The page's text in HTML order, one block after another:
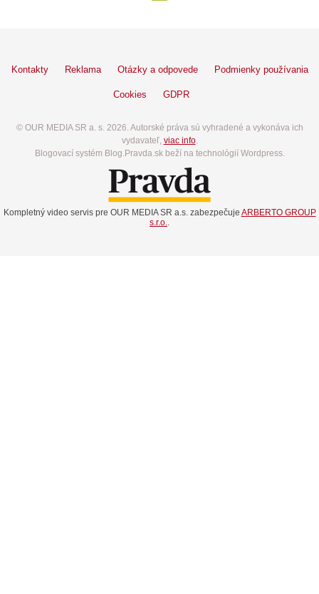
Kontakty Reklama Otázky a odpovede Podmienky používania
Cookies GDPR
© OUR MEDIA SR a. s. 2026. Autorské práva sú vyhradené a vykonáva ich
vydavateľ, viac info.
Blogovací systém Blog.Pravda.sk beží na technológií Wordpress.
Kompletný video servis pre OUR MEDIA SR a.s. zabezpečuje ARBERTO GROUP
s.r.o.